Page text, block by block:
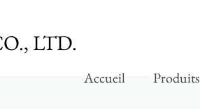
LTD.
Accueil Produits